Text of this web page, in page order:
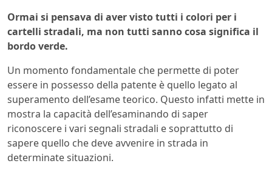
Ormai si pensava di aver visto tutti i colori per i
cartelli stradali, ma non tutti sanno cosa significa il
bordo verde.
Un momento fondamentale che permette di poter
essere in possesso della patente è quello legato al
superamento dell’esame teorico. Questo infatti mette in
mostra la capacità dell’esaminando di saper
riconoscere i vari segnali stradali e soprattutto di
sapere quello che deve avvenire in strada in
determinate situazioni.